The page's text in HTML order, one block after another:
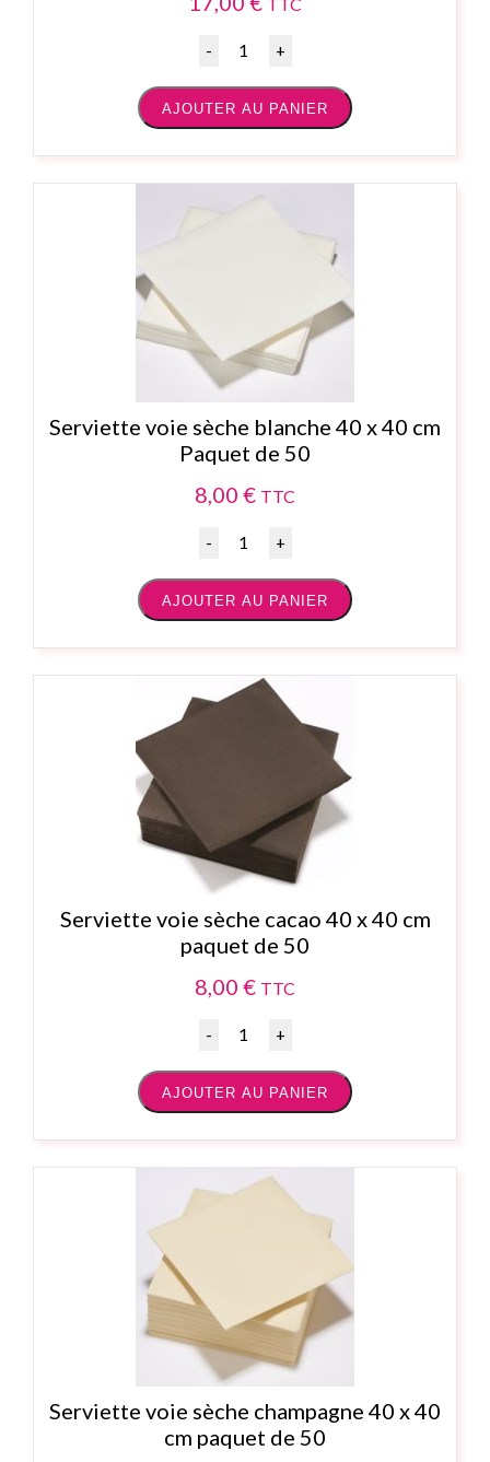
TTC
Quantité
AJOUTER AU PANIER
Serviette voie sèche blanche 40 x 40 cm
Paquet de 50
8,00 € TTC
Quantité
AJOUTER AU PANIER
Serviette voie sèche cacao 40 x 40 cm
paquet de 50
8,00 € TTC
Quantité
AJOUTER AU PANIER
Serviette voie sèche champagne 40 x 40
cm paquet de 50